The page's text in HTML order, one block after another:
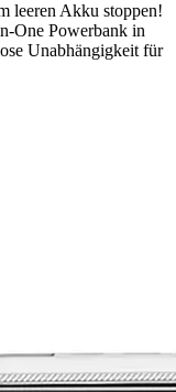
leeren Akku stoppen!
One Powerbank in
Unabhängigkeit für